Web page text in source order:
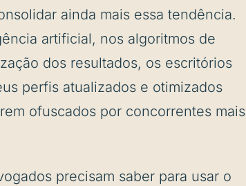
ainda mais essa tendência.
artificial, nos algoritmos de
dos resultados, os escritórios
perfis atualizados e otimizados
ofuscados por concorrentes mais
precisam saber para usar o